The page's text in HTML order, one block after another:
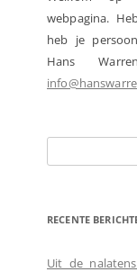
webpagina.
heb je
Hans
naar:
RECENTE
Uit de